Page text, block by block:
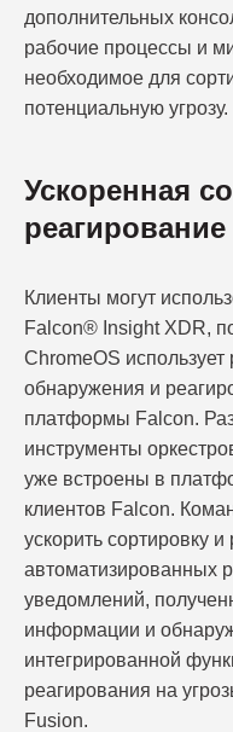
дополнительных
рабочие процессы и
необходимое для
потенциальную угрозу.
Ускоренная
Клиенты могут
Falcon® Insight XDR,
ChromeOS
обнаружения и
платформы Falcon.
инструменты
уже встроены в
клиентов Falcon.
ускорить сортировку
автоматизированных
уведомлений,
информации и
интегрированной
реагирования на
Fusion.